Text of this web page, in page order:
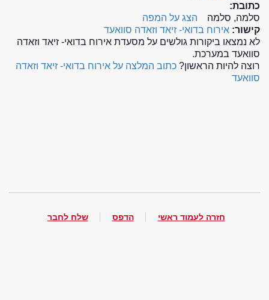
כתובת:
סלמה, סלמה
הצג על המפה
קישור: אירוח בדואי- זיאד וזאדה סוואעד
לא נמצאו ביקורות גולשים על מסעדת אירוח בדואי- זיאד וזאדה
סוואעד במערכת.
רוצה להיות הראשון? כתוב המלצה על אירוח בדואי- זיאד וזאדה
סוואעד
חזרה לעמוד ראשי הדפס שלח לחבר